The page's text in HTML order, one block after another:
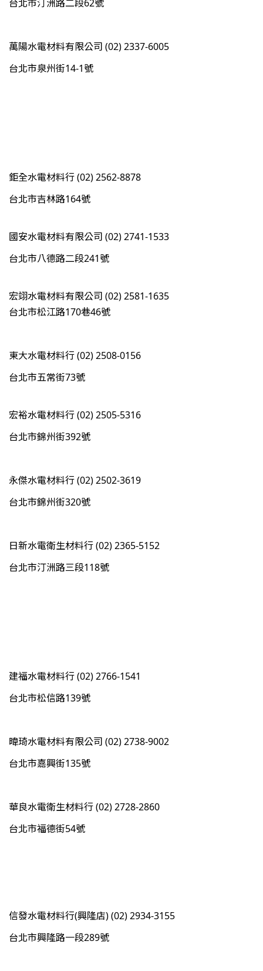
台北市汀洲路二段62號
萬陽水電材料有限公司 (02) 2337-6005
台北市泉州街14-1號
鉅全水電材料行 (02) 2562-8878
台北市吉林路164號
國安水電材料有限公司 (02) 2741-1533
台北市八德路二段241號
宏翊水電材料有限公司 (02) 2581-1635
台北市松江路170巷46號
東大水電材料行 (02) 2508-0156
台北市五常街73號
宏裕水電材料行 (02) 2505-5316
台北市錦州街392號
永傑水電材料行 (02) 2502-3619
台北市錦州街320號
日新水電衛生材料行 (02) 2365-5152
台北市汀洲路三段118號
建福水電材料行 (02) 2766-1541
台北市松信路139號
暐琦水電材料有限公司 (02) 2738-9002
台北市嘉興街135號
華良水電衛生材料行 (02) 2728-2860
台北市福德街54號
信發水電材料行(興隆店) (02) 2934-3155
台北市興隆路一段289號